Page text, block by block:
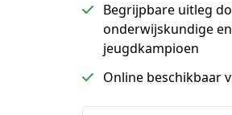
Begrijpbare uitleg
onderwijskundige
jeugdkampioen
Online beschikbaar